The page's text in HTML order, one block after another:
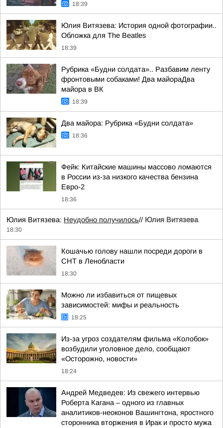
18:39
Юлия Витязева: История одной фотографии..
Обложка для The Beatles
18:39
Рубрика «Будни солдата».. Разбавим ленту
фронтовыми собаками! Два майораДва
майора в ВК
18:39
Два майора: Рубрика «Будни солдата»
18:36
Фейк: Китайские машины массово ломаются
в России из-за низкого качества бензина
Евро-2
18:36
Юлия Витязева: Неудобно получилось// Юлия Витязева
18:30
Кошачью голову нашли посреди дороги в
СНТ в Ленобласти
18:30
Можно ли избавиться от пищевых
зависимостей: мифы и реальность
18:25
Из-за угроз создателям фильма «Колобок»
возбудили уголовное дело, сообщают
«Осторожно, новости»
18:24
Андрей Медведев: Из свежего интервью
Роберта Кагана – одного из главных
аналитиков-неоконов Вашингтона, яростного
сторонника вторжения в Ирак и просто мужа